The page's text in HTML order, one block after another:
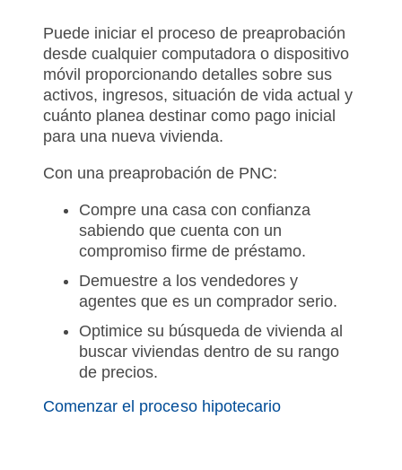
Puede iniciar el proceso de preaprobación
desde cualquier computadora o dispositivo
móvil proporcionando detalles sobre sus
activos, ingresos, situación de vida actual y
cuánto planea destinar como pago inicial
para una nueva vivienda.
Con una preaprobación de PNC:
Compre una casa con confianza
sabiendo que cuenta con un
compromiso firme de préstamo.
Demuestre a los vendedores y
agentes que es un comprador serio.
Optimice su búsqueda de vivienda al
buscar viviendas dentro de su rango
de precios.
Comenzar el proceso hipotecario